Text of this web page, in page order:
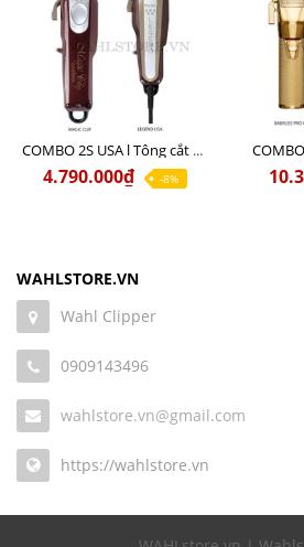
COMBO 2S USA l Tông cắt LEGEND USA CÓ DÂY 220V + Tông pin MAGIC CLIP
4.790.000₫ -8%
WAHLSTORE.VN
Wahl Clipper
0909143496
wahlstore.vn@gmail.com
https://wahlstore.vn